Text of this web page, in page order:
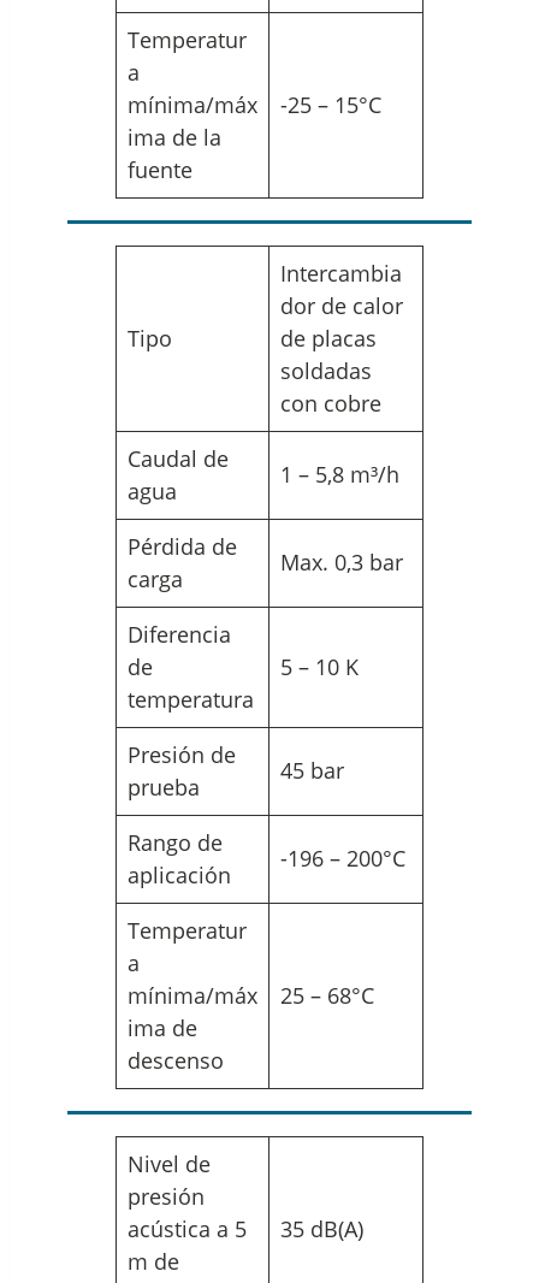
Temperatur
a
mínima/máx
ima de la
fuente
-25 – 15°C
Tipo
Intercambia
dor de calor
de placas
soldadas
con cobre
Caudal de
agua
1 – 5,8 m³/h
Pérdida de
carga
Max. 0,3 bar
Diferencia
de
temperatura
5 – 10 K
Presión de
prueba
45 bar
Rango de
aplicación
-196 – 200°C
Temperatur
a
mínima/máx
ima de
descenso
25 – 68°C
Nivel de
presión
acústica a 5
m de
35 dB(A)